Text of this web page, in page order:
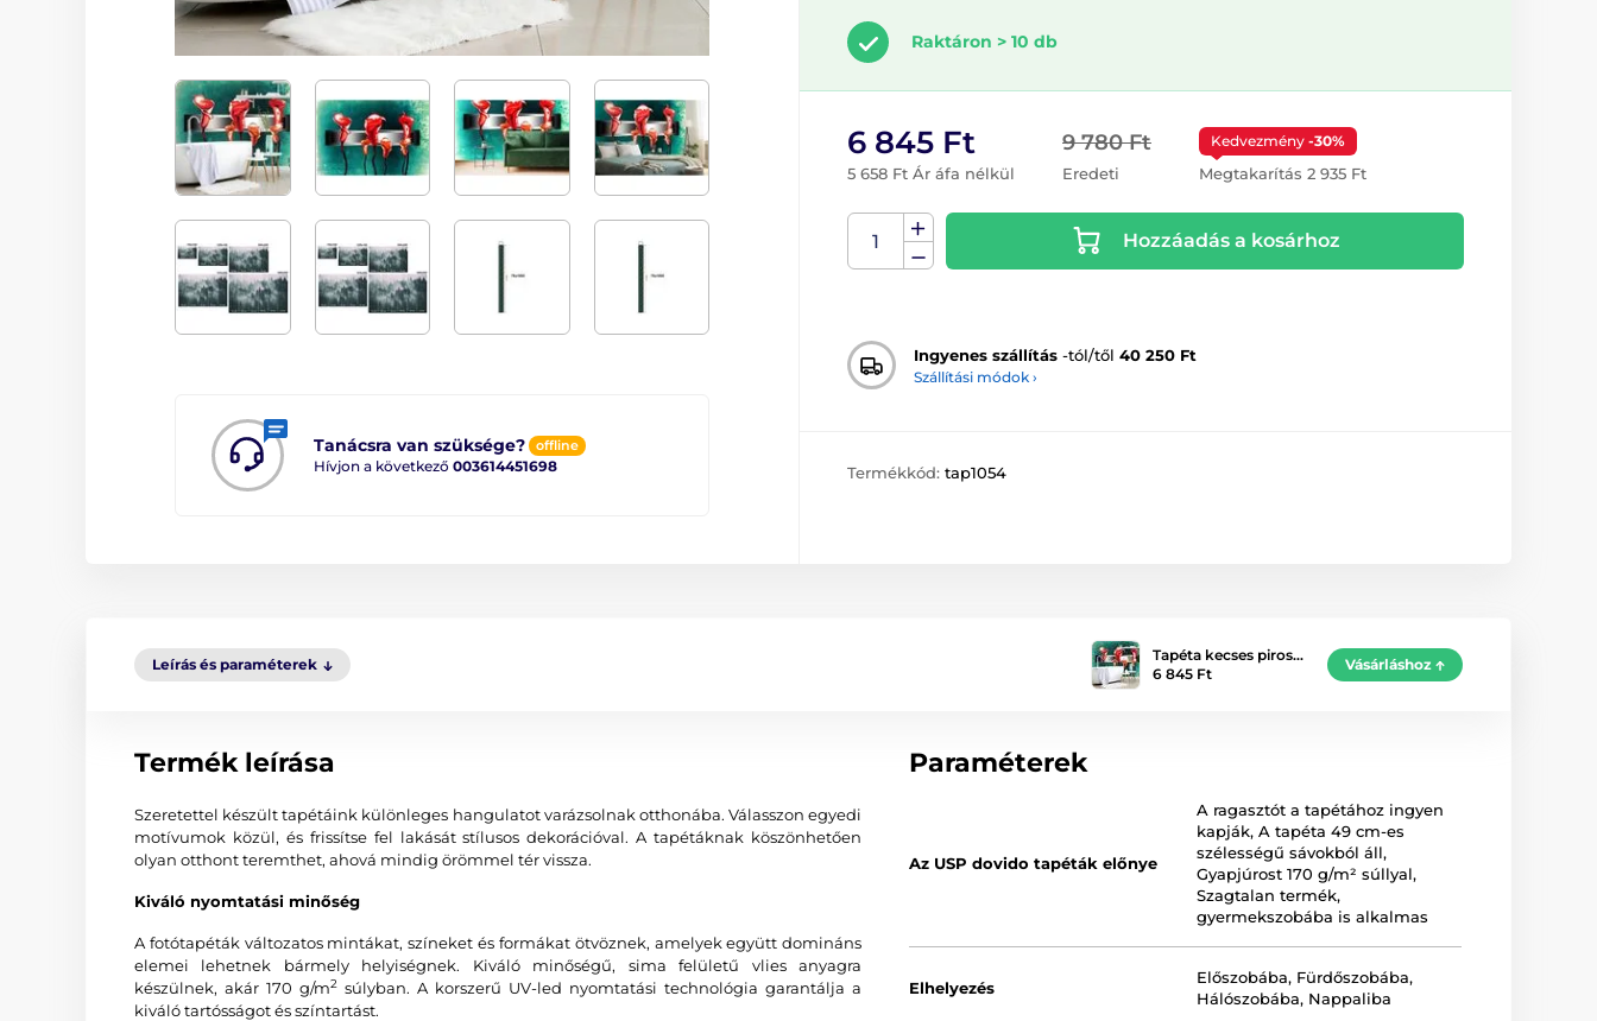
Tanácsra van szüksége? offline
Hívjon a következő 003614451698
Raktáron > 10 db
9 780 Ft
Eredeti
6 845 Ft
5 658 Ft Ár áfa nélkül
Kedvezmény -30%
Megtakarítás 2 935 Ft
Hozzáadás a kosárhoz
Ingyenes szállítás -tól/től 40 250 Ft
Szállítási módok ›
Termékkód: tap1054
Leírás és paraméterek
Tapéta kecses piros…
6 845 Ft
Vásárláshoz
Termék leírása
Szeretettel készült tapétáink különleges hangulatot varázsolnak otthonába. Válasszon egyedi
motívumok közül, és frissítse fel lakását stílusos dekorációval. A tapétáknak köszönhetően
olyan otthont teremthet, ahová mindig örömmel tér vissza.
Kiváló nyomtatási minőség
A fotótapéták változatos mintákat, színeket és formákat ötvöznek, amelyek együtt domináns
elemei lehetnek bármely helyiségnek. Kiváló minőségű, sima felületű vlies anyagra
készülnek, akár 170 g/m2
súlyban. A korszerű UV-led nyomtatási technológia garantálja a
kiváló tartósságot és színtartást.
Paraméterek
Az USP dovido tapéták előnye
A ragasztót a tapétához ingyen
kapják,A tapéta 49 cm-es
szélességű sávokból áll,
Gyapjúrost 170 g/m² súllyal,
Szagtalan termék,
gyermekszobába is alkalmas
Elhelyezés
Előszobába, Fürdőszobába,
Hálószobába, Nappaliba